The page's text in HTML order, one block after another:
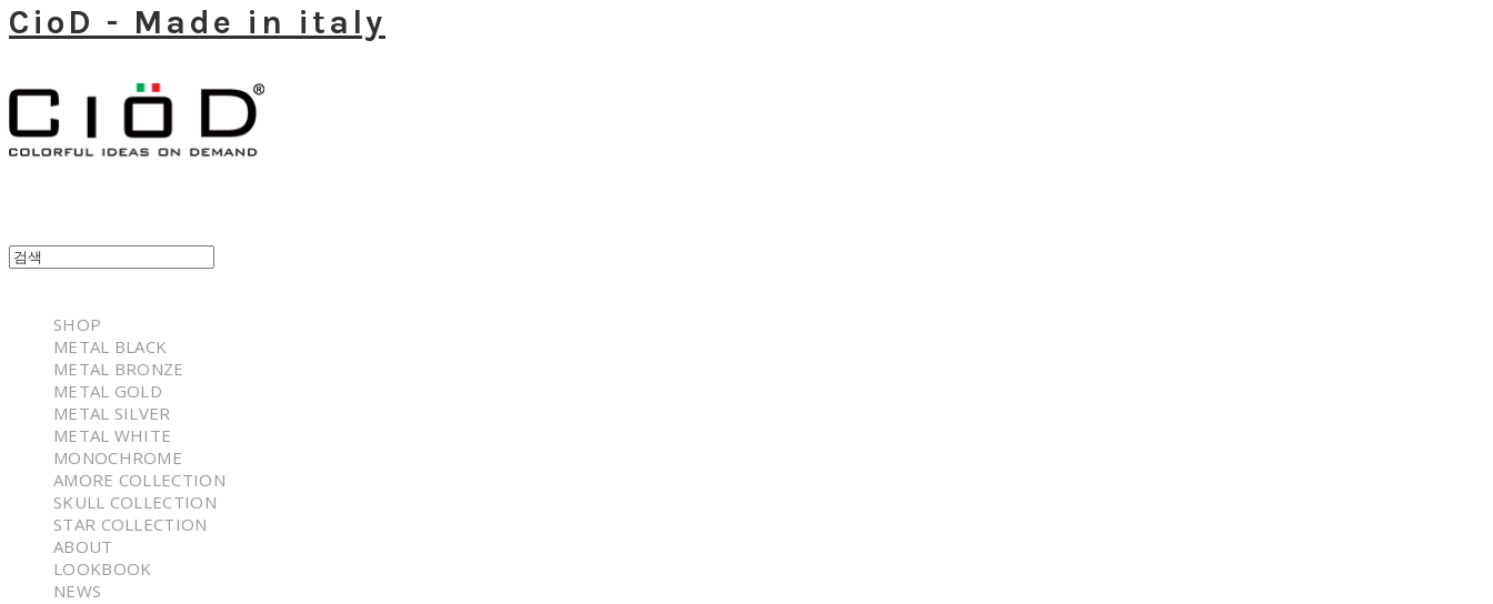
CioD - Made in italy
SHOP
METAL BLACK
METAL BRONZE
METAL GOLD
METAL SILVER
METAL WHITE
MONOCHROME
AMORE COLLECTION
SKULL COLLECTION
STAR COLLECTION
ABOUT
LOOKBOOK
NEWS